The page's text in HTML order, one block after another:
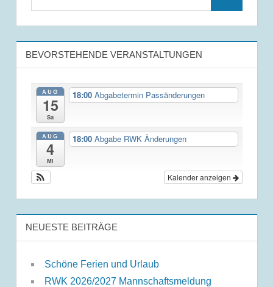
BEVORSTEHENDE VERANSTALTUNGEN
AUG
15
Sa
18:00Abgabetermin Passänderungen
AUG
4
Mi
18:00Abgabe RWK Änderungen
Kalender anzeigen
NEUESTE BEITRÄGE
Schöne Ferien und Urlaub
RWK 2026/2027 Mannschaftsmeldung